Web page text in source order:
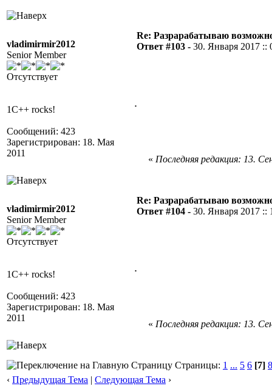
vladimirmir2012
Senior Member
Отсутствует
1C++ rocks!
Сообщений: 423
Зарегистрирован: 18. Мая
2011
Re: Разрарабатываю
Ответ #103 - 30. Января 2017 ::
.
« Последняя редакция: 13.
vladimirmir2012
Senior Member
Отсутствует
1C++ rocks!
Сообщений: 423
Зарегистрирован: 18. Мая
2011
Re: Разрарабатываю
Ответ #104 - 30. Января 2017 ::
.
« Последняя редакция: 13.
Страницы: 1 ... 5 6 [7] 8
‹ Предыдущая Тема | Следующая Тема ›